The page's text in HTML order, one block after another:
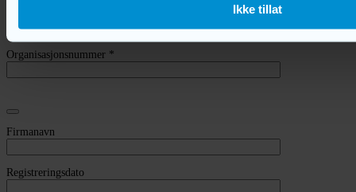
Ikke tillat
Organisasjonsnummer *
Firmanavn
Registreringsdato